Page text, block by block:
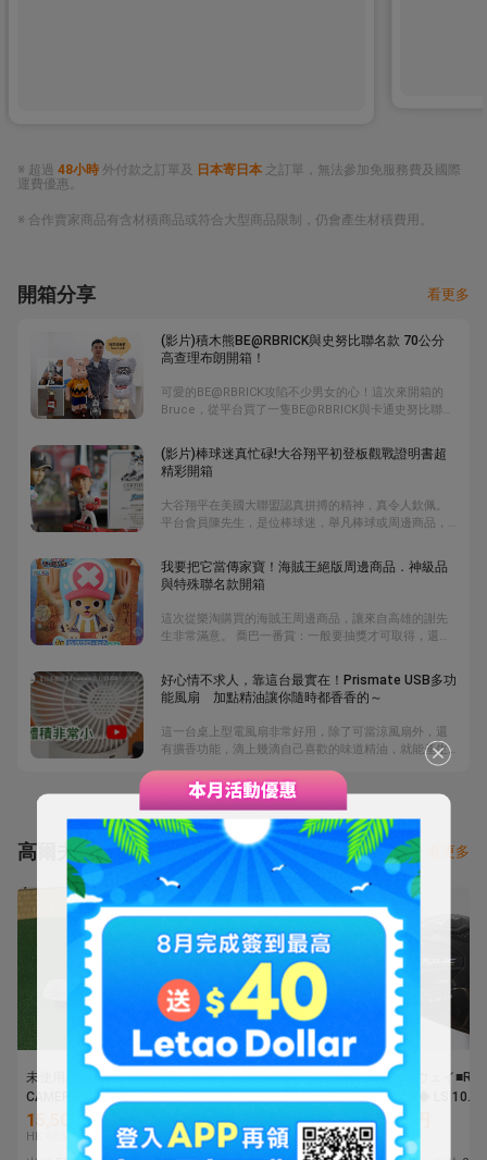
※ 超過 48小時 外付款之訂單及 日本寄日本 之訂單，無法參加免服務費及國際
運費優惠。
※ 合作賣家商品有含材積商品或符合大型商品限制，仍會產生材積費用。
開箱分享 看更多
(影片)積木熊BE@RBRICK與史努比聯名款 70公分
高查理布朗開箱！
可愛的BE@RBRICK攻陷不少男女的心！這次來開箱的
Bruce，從平台買了一隻BE@RBRICK與卡通史努比聯名
分高。他也另外帶來了尺寸100%與400%的
BE@RBRICK，三個擺在一起比較，還挺有趣的。
(影片)棒球迷真忙碌!大谷翔平初登板觀戰證明書超
精彩開箱
大谷翔平在美國大聯盟認真拼搏的精神，真令人欽佩。
平台會員陳先生，是位棒球迷，舉凡棒球或周邊商品，
片中，他除了大方分享大谷翔平可愛公仔外，還有一張
他初登板的觀戰證明書，非常難得，另外還有好多張大
谷翔平首戰、首安、首轟、首勝等紀念門票，棒球迷可
千萬別錯過了。
我要把它當傳家寶！海賊王絕版周邊商品．神級品
與特殊聯名款開箱
這次從樂淘購買的海賊王周邊商品，讓來自高雄的謝先
生非常滿意。 喬巴一番賞：一般要抽獎才可取得，還好
了，所以這款可說是十年前神物。 海賊王2009電影《強
者天下》拼圖：目前已經絕版。 海賊王與潮牌聯名款：
彩色版好買，但黑白版就不是囉！ 除了以上這些，還有
哪些寶物呢？
好心情不求人，靠這台最實在！Prismate USB多功
能風扇 加點精油讓你隨時都香香的～
這一台桌上型電風扇非常好用，除了可當涼風扇外，還
有擴香功能，滴上幾滴自己喜歡的味道精油，就能產生
香氛噴霧，讓自己隨時隨地處於令人愉悅的環境，上班
也開心。
高爾夫球杆 看更多
未使用品SCOTTY
CAMERON スコッティキ
ャメロン パター Lucky
Clover SELECT ニューポ
ート2 ラッキークローバ
15,500円
HK 813.8
■キャロウェイ
■PARADYM Ai SMOKE
5W■5W■S■SPEEDER
NX BLACK 50■中古■1円
12,200円
HK 640.5
■キャロウェイ
ST ◆◆◆ LS 10.5°
WHITE 75(2022)■
古■1円～
8,537円
HK 448.2